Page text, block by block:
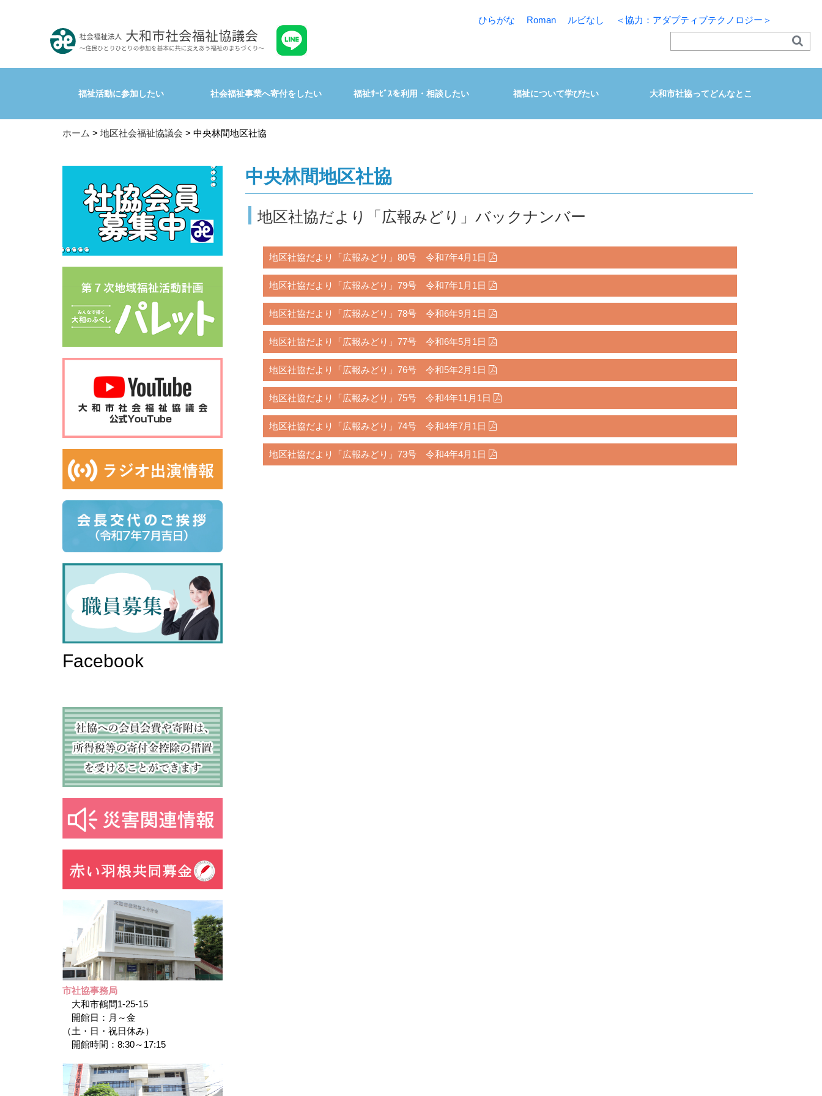
ひらがな Roman ルビなし ＜協力：アダプティブテクノロジー＞
福祉活動に参加したい 社会福祉事業へ寄付をしたい 福祉ｻｰﾋﾞｽを利用・相談したい 福祉について学びたい 大和市社協ってどんなとこ
ホーム > 地区社会福祉協議会 > 中央林間地区社協
Facebook
市社協事務局
大和市鶴間1-25-15
開館日：月～金
（土・日・祝日休み）
開館時間：8:30～17:15
中央林間地区社協
地区社協だより「広報みどり」バックナンバー
地区社協だより「広報みどり」80号 令和7年4月1日
地区社協だより「広報みどり」79号 令和7年1月1日
地区社協だより「広報みどり」78号 令和6年9月1日
地区社協だより「広報みどり」77号 令和6年5月1日
地区社協だより「広報みどり」76号 令和5年2月1日
地区社協だより「広報みどり」75号 令和4年11月1日
地区社協だより「広報みどり」74号 令和4年7月1日
地区社協だより「広報みどり」73号 令和4年4月1日